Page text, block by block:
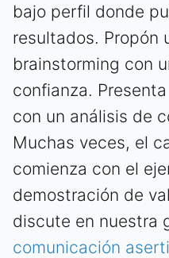
bajo perfil donde
resultados. Propón
brainstorming con
confianza.
con un análisis de
Muchas veces, el
comienza con el
demostración de
discute en nuestra
comunicación